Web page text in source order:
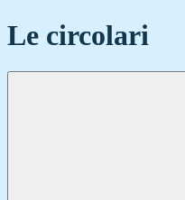
Le circolari